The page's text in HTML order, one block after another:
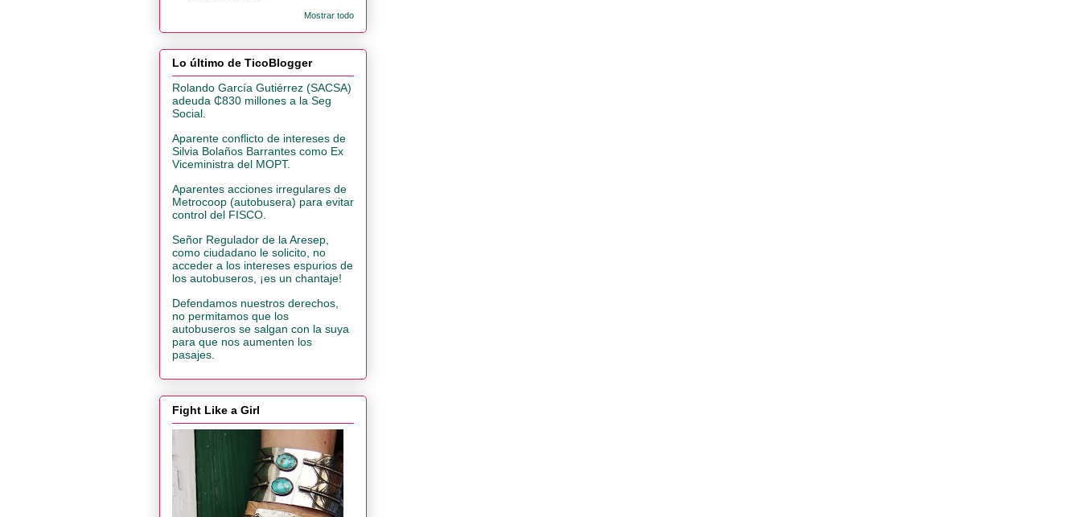
Mostrar todo
Lo último de TicoBlogger
Rolando García Gutiérrez (SACSA)
adeuda ₵830 millones a la Seg
Social.
Aparente conflicto de intereses de
Silvia Bolaños Barrantes como Ex
Viceministra del MOPT.
Aparentes acciones irregulares de
Metrocoop (autobusera) para evitar
control del FISCO.
Señor Regulador de la Aresep,
como ciudadano le solicito, no
acceder a los intereses espurios de
los autobuseros, ¡es un chantaje!
Defendamos nuestros derechos,
no permitamos que los
autobuseros se salgan con la suya
para que nos aumenten los
pasajes.
Fight Like a Girl